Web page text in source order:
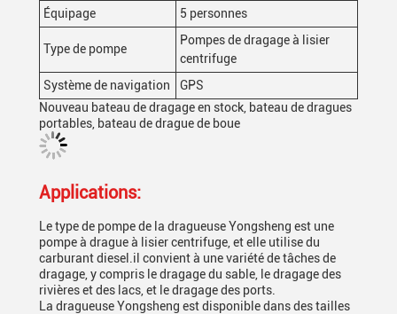
Équipage 5 personnes
Type de pompe
Pompes de dragage à lisier
centrifuge
Système de navigation
GPS
Nouveau bateau de dragage en stock, bateau de dragues
portables, bateau de drague de boue
Applications:
Le type de pompe de la dragueuse Yongsheng est une
pompe à drague à lisier centrifuge, et elle utilise du
carburant diesel.il convient à une variété de tâches de
dragage, y compris le dragage du sable, le dragage des
rivières et des lacs, et le dragage des ports.
La dragueuse Yongsheng est disponible dans des tailles